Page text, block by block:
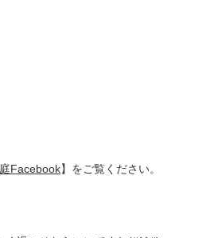
Facebook】をご覧ください。